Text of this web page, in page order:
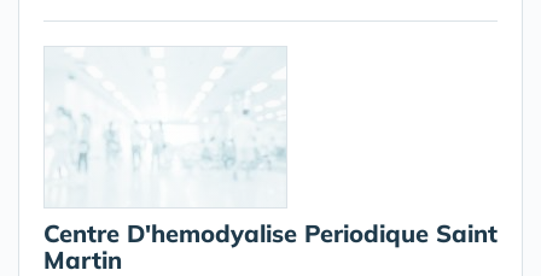
Centre D'hemodyalise Periodique Saint
Martin